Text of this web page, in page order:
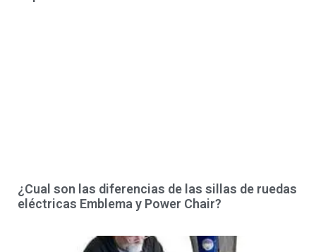
¿Cual son las diferencias de las sillas de ruedas
eléctricas Emblema y Power Chair?